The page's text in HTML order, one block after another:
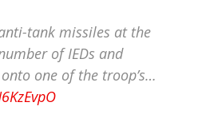
tank missiles at the
of IEDs and
one of the troop’s…